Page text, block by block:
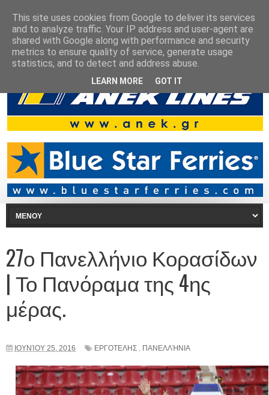
27ο Πανελλήνιο Κορασίδων
| Το Πανόραμα της 4ης
μέρας.
ΙΟΥΝΊΟΥ 25, 2016 ΕΡΓΟΤΕΛΗΣ , ΠΑΝΕΛΛΉΝΙΑ
This site uses cookies from Google to deliver its services
and to analyze traffic. Your IP address and user-agent are
shared with Google along with performance and security
metrics to ensure quality of service, generate usage
statistics, and to detect and address abuse.
LEARN MORE GOT IT